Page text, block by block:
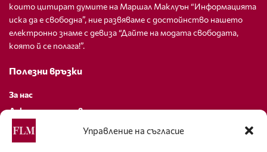
Управление на съгласие
които цитират думите на Маршал Маклуън “Информацията
иска да е свободна”, ние развяваме с достойнство нашето
електронно знаме с девиза “Дайте на модата свободата,
която й се полага!”.
Полезни връзки
За нас
Декларация за поверителност
Политика за бисквитки